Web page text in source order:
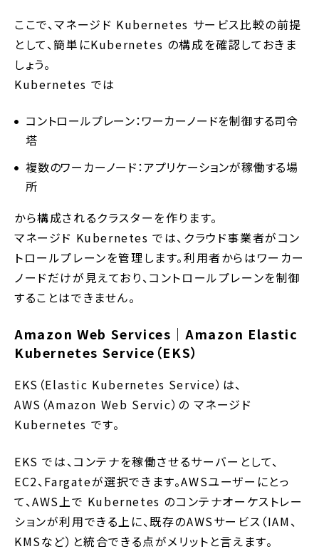
ここで、マネージド Kubernetes サービス比較の前提
として、簡単にKubernetes の構成を確認しておきま
しょう。
Kubernetes では
コントロールプレーン：ワーカーノードを制御する司令
塔
複数のワーカーノード：アプリケーションが稼働する場
所
から構成されるクラスターを作ります。
マネージド Kubernetes では、クラウド事業者がコン
トロールプレーンを管理します。利用者からはワーカー
ノードだけが見えており、コントロールプレーンを制御
することはできません。
Amazon Web Services｜Amazon Elastic
Kubernetes Service（EKS）
EKS（Elastic Kubernetes Service）は、
AWS（Amazon Web Servic）の マネージド
Kubernetes です。
EKS では、コンテナを稼働させるサーバーとして、
EC2、Fargateが選択できます。AWSユーザーにとっ
て、AWS上で Kubernetes のコンテナオーケストレー
ションが利用できる上に、既存のAWSサービス（IAM、
KMSなど）と統合できる点がメリットと言えます。